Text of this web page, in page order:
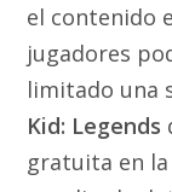
el contenido
jugadores
limitado una
Kid: Legends
gratuita en